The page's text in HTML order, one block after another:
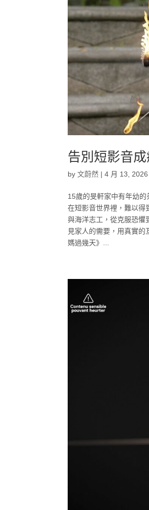
告別短影音
by文蔚然 |4 月 13, 2026
15歲的旻軒家中有年幼
在短影音世界裡，難以得
與海洋志工，從克服恐懼
見家人的需要，用真實
媽過幾天》...